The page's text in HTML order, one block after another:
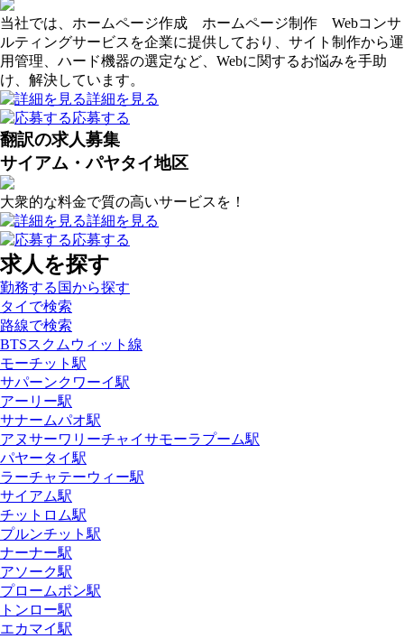
当社では、ホームページ作成 ホームページ制作 Webコンサ
ルティングサービスを企業に提供しており、サイト制作から運
用管理、ハード機器の選定など、Webに関するお悩みを手助
け、解決しています。
詳細を見る
応募する
翻訳の求人募集
サイアム・パヤタイ地区
大衆的な料金で質の高いサービスを！
詳細を見る
応募する
求人を探す
勤務する国から探す
タイで検索
路線で検索
BTSスクムウィット線
モーチット駅
サパーンクワーイ駅
アーリー駅
サナームパオ駅
アヌサーワリーチャイサモーラプーム駅
パヤータイ駅
ラーチャテーウィー駅
サイアム駅
チットロム駅
プルンチット駅
ナーナー駅
アソーク駅
プロームポン駅
トンロー駅
エカマイ駅